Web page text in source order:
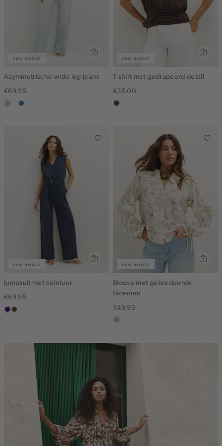
new arrival
Asymmetrische wide leg jeans
€69.95
blauw,
witblauw,
new arrival
T-shirt met gedrapeerd detail
€35.00
choco
new arrival
Jumpsuit met ceintuur
€69.95
indigogroen,
new arrival
Blouse met geborduurde
bloemen
€49.95
lichtzand